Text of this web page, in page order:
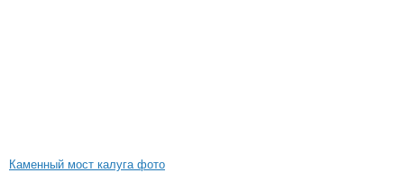
Каменный мост калуга фото